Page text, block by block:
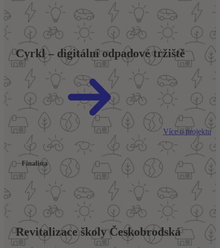
Cyrkl – digitální odpadové tržiště
Více o projektu
Finalista
Revitalizace školy Českobrodská